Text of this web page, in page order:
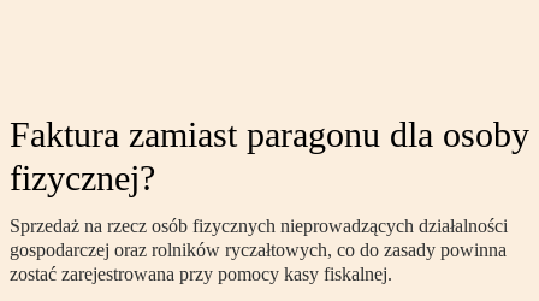
Faktura zamiast paragonu dla osoby
fizycznej?
Sprzedaż na rzecz osób fizycznych nieprowadzących działalności
gospodarczej oraz rolników ryczałtowych, co do zasady powinna
zostać zarejestrowana przy pomocy kasy fiskalnej.